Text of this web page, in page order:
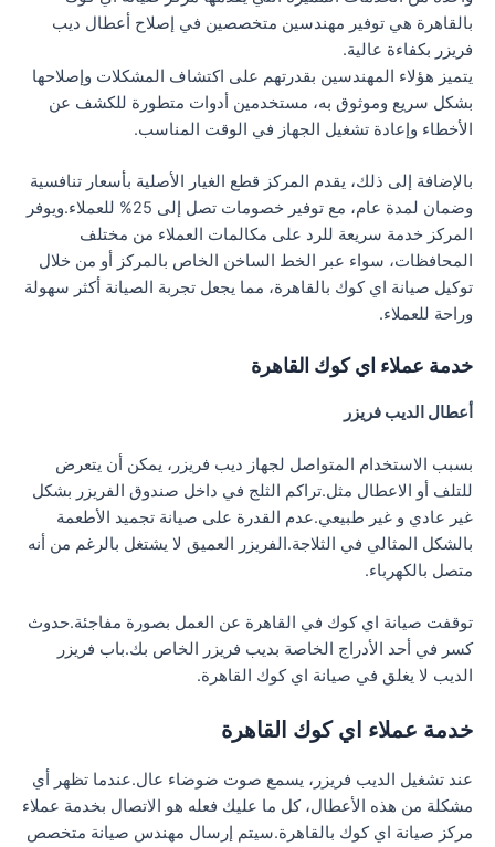
بالقاهرة هي توفير مهندسين متخصصين في إصلاح أعطال ديب
فريزر بكفاءة عالية.
يتميز هؤلاء المهندسين بقدرتهم على اكتشاف المشكلات وإصلاحها
بشكل سريع وموثوق به، مستخدمين أدوات متطورة للكشف عن
الأخطاء وإعادة تشغيل الجهاز في الوقت المناسب.
بالإضافة إلى ذلك، يقدم المركز قطع الغيار الأصلية بأسعار تنافسية
وضمان لمدة عام، مع توفير خصومات تصل إلى 25% للعملاء.ويوفر
المركز خدمة سريعة للرد على مكالمات العملاء من مختلف
المحافظات، سواء عبر الخط الساخن الخاص بالمركز أو من خلال
توكيل صيانة اي كوك بالقاهرة، مما يجعل تجربة الصيانة أكثر سهولة
وراحة للعملاء.
خدمة عملاء اي كوك القاهرة
أعطال الديب فريزر
بسبب الاستخدام المتواصل لجهاز ديب فريزر، يمكن أن يتعرض
للتلف أو الاعطال مثل.تراكم الثلج في داخل صندوق الفريزر بشكل
غير عادي و غير طبيعي.عدم القدرة على صيانة تجميد الأطعمة
بالشكل المثالي في الثلاجة.الفريزر العميق لا يشتغل بالرغم من أنه
متصل بالكهرباء.
توقفت صيانة اي كوك في القاهرة عن العمل بصورة مفاجئة.حدوث
كسر في أحد الأدراج الخاصة بديب فريزر الخاص بك.باب فريزر
الديب لا يغلق في صيانة اي كوك القاهرة.
خدمة عملاء اي كوك القاهرة
عند تشغيل الديب فريزر، يسمع صوت ضوضاء عال.عندما تظهر أي
مشكلة من هذه الأعطال، كل ما عليك فعله هو الاتصال بخدمة عملاء
مركز صيانة اي كوك بالقاهرة.سيتم إرسال مهندس صيانة متخصص